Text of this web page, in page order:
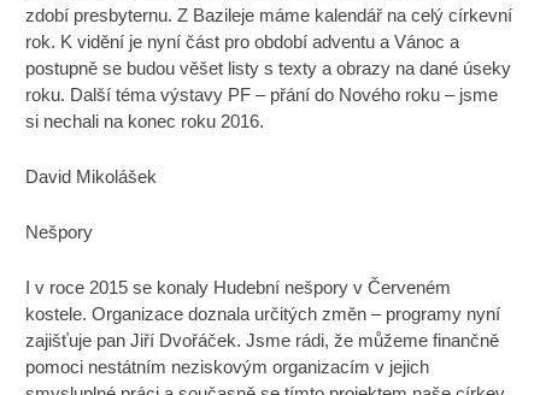
zdobí presbyternu. Z Bazileje máme kalendář na celý církevní
rok. K vidění je nyní část pro období adventu a Vánoc a
postupně se budou věšet listy s texty a obrazy na dané úseky
roku. Další téma výstavy PF – přání do Nového roku – jsme
si nechali na konec roku 2016.
David Mikolášek
Nešpory
I v roce 2015 se konaly Hudební nešpory v Červeném
kostele. Organizace doznala určitých změn – programy nyní
zajišťuje pan Jiří Dvořáček. Jsme rádi, že můžeme finančně
pomoci nestátním neziskovým organizacím v jejich